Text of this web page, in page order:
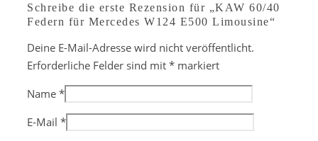
Schreibe die erste Rezension für „KAW 60/40
Federn für Mercedes W124 E500 Limousine“
Deine E-Mail-Adresse wird nicht veröffentlicht.
Erforderliche Felder sind mit * markiert
Name *
E-Mail *